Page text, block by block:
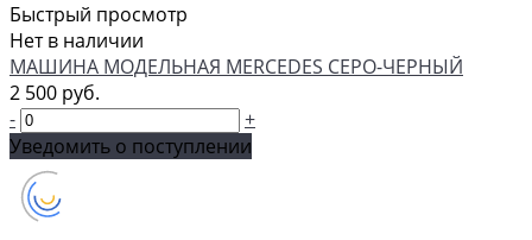
Быстрый просмотр
Нет в наличии
МАШИНА МОДЕЛЬНАЯ MERCEDES СЕРО-ЧЕРНЫЙ
2 500 руб.
-
+
Уведомить о поступлении